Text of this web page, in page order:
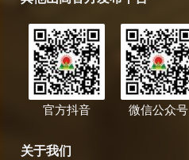
官方抖音 微信公众号
关于我们